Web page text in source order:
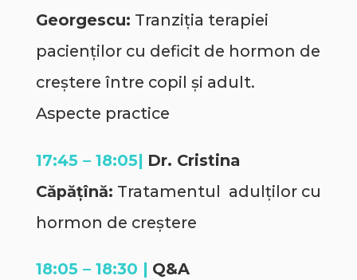
Georgescu: Tranziția terapiei
pacienților cu deficit de hormon de
creștere între copil și adult.
Aspecte practice
17:45 – 18:05| Dr. Cristina
Căpățînă: Tratamentul adulților cu
hormon de creștere
18:05 – 18:30 | Q&A